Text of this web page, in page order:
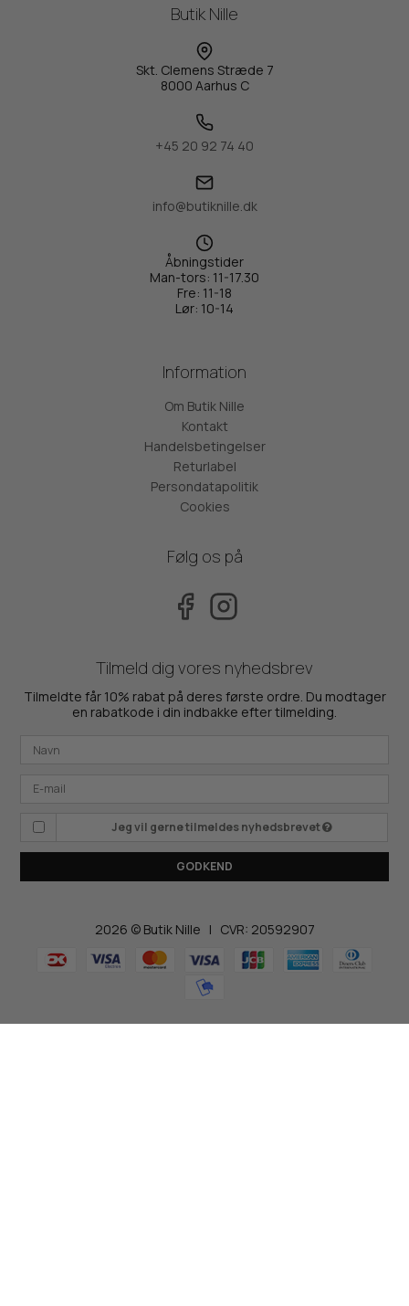
Butik Nille
Skt. Clemens Stræde 7
8000 Aarhus C
+45 20 92 74 40
info@butiknille.dk
Åbningstider
Man-tors: 11-17.30
Fre: 11-18
Lør: 10-14
Information
Om Butik Nille
Kontakt
Handelsbetingelser
Returlabel
Persondatapolitik
Cookies
Følg os på
Tilmeld dig vores nyhedsbrev
Tilmeldte får 10% rabat på deres første ordre. Du modtager
en rabatkode i din indbakke efter tilmelding.
Jeg vil gerne tilmeldes nyhedsbrevet
GODKEND
2026 © Butik Nille | CVR: 20592907